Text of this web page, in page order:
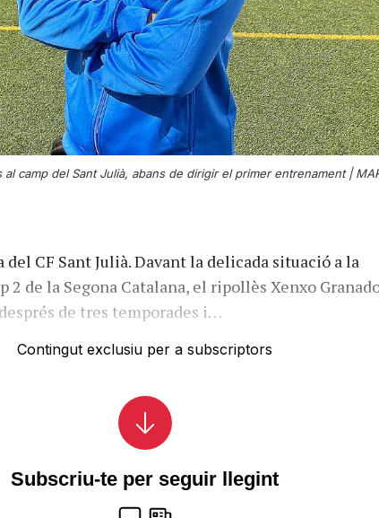
al camp del Sant Julià, abans de dirigir el primer entrenament |
del CF Sant Julià. Davant la delicada situació a la
2 de la Segona Catalana, el ripollès Xenxo
de tres temporades i…
Contingut exclusiu per a subscriptors